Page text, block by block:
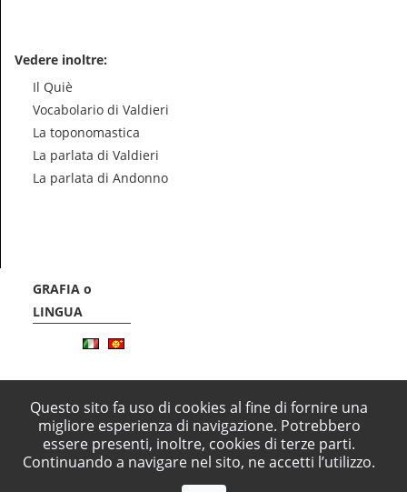
Vedere inoltre:
Il Quiè
Vocabolario di Valdieri
La toponomastica
La parlata di Valdieri
La parlata di Andonno
GRAFIA o
LINGUA
Progetto promosso dalla Comunità Montna Alpi del Mare, finanziato dalla
nell'ambito del programma degli interventi previsti dalla Legge 15
minoranze linguistiche storiche", coordinato dall'Assessorato alla Cultura
Questo sito fa uso di cookies al fine di fornire una
migliore esperienza di navigazione. Potrebbero
essere presenti, inoltre, cookies di terze parti.
Continuando a navigare nel sito, ne accetti l’utilizzo.